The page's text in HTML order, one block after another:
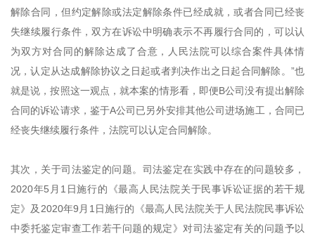
解除合同，但约定解除或法定解除条件已经成就，或者合同已经丧
失继续履行条件，双方在诉讼中明确表示不再履行合同的，可以认
为双方对合同的解除达成了合意，人民法院可以综合案件具体情
况，认定从达成解除协议之日起或者判决作出之日起合同解除。”也
就是说，按照这一观点，就本案的情形看，即便B公司没有提出解除
合同的诉讼请求，鉴于A公司已另外安排其他公司进场施工，合同已
经丧失继续履行条件，法院可以认定合同解除。
其次，关于司法鉴定的问题。司法鉴定在实践中存在的问题较多，
2020年5月1日施行的《最高人民法院关于民事诉讼证据的若干规
定》及2020年9月1日施行的《最高人民法院关于人民法院民事诉讼
中委托鉴定审查工作若干问题的规定》对司法鉴定有关的问题予以